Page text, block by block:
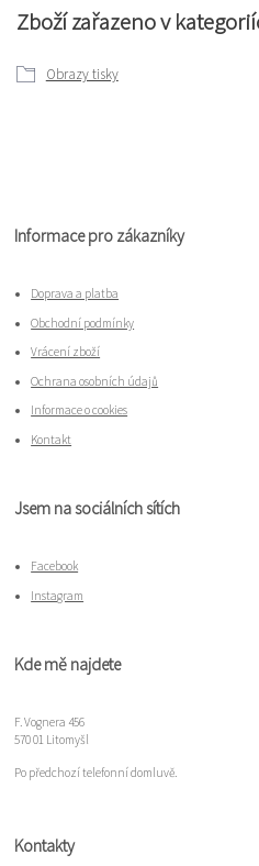
Zboží zařazeno v
Obrazy tisky
Informace pro zákazníky
Doprava a platba
Obchodní podmínky
Vrácení zboží
Ochrana osobních údajů
Informace o cookies
Kontakt
Jsem na sociálních sítích
Facebook
Instagram
Kde mě najdete
F. Vognera 456
570 01 Litomyšl
Po předchozí telefonní domluvě.
Kontakty